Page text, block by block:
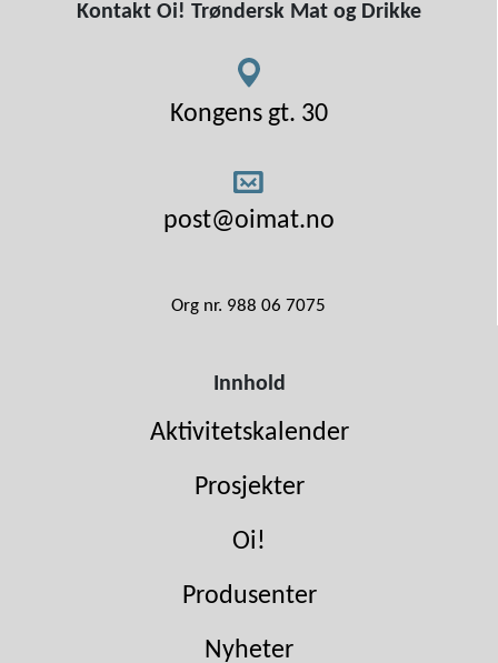
Kontakt Oi! Trøndersk Mat og Drikke
Kongens gt. 30
post@oimat.no
Org nr. 988 06 7075
Innhold
Aktivitetskalender
Prosjekter
Oi!
Produsenter
Nyheter